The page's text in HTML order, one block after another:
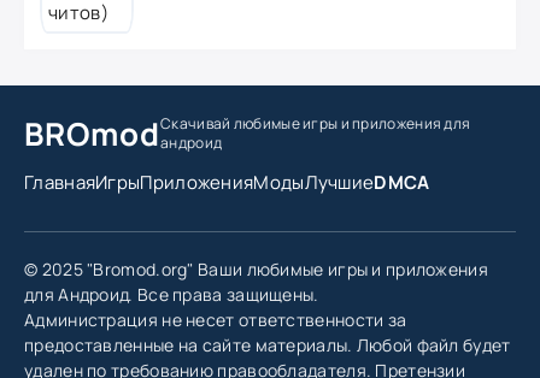
BROmodСкачивай любимые игрыи приложения для
андроид
ГлавнаяИгрыПриложенияМодыЛучшиеDMCA
© 2025 "Bromod.org" Ваши любимые игры и приложения
для Андроид. Все права защищены.
Администрация не несет ответственности за
предоставленные на сайте материалы. Любой файл будет
удален по требованию правообладателя. Претензии